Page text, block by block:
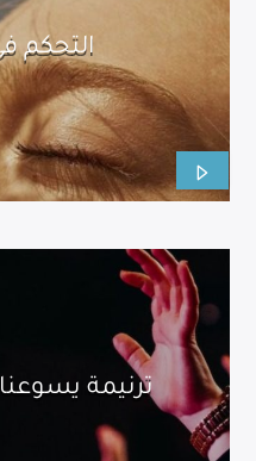
التحكم
ترنيمة